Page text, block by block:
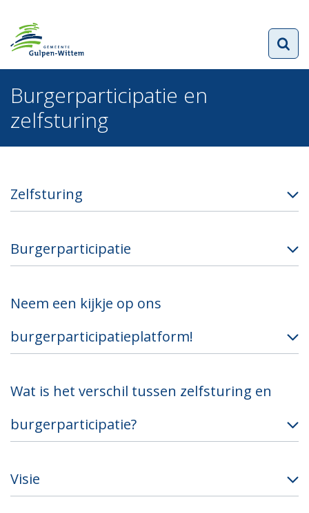
Burgerparticipatie en
zelfsturing
Zelfsturing
Burgerparticipatie
Neem een kijkje op ons
burgerparticipatieplatform!
Wat is het verschil tussen zelfsturing en
burgerparticipatie?
Visie